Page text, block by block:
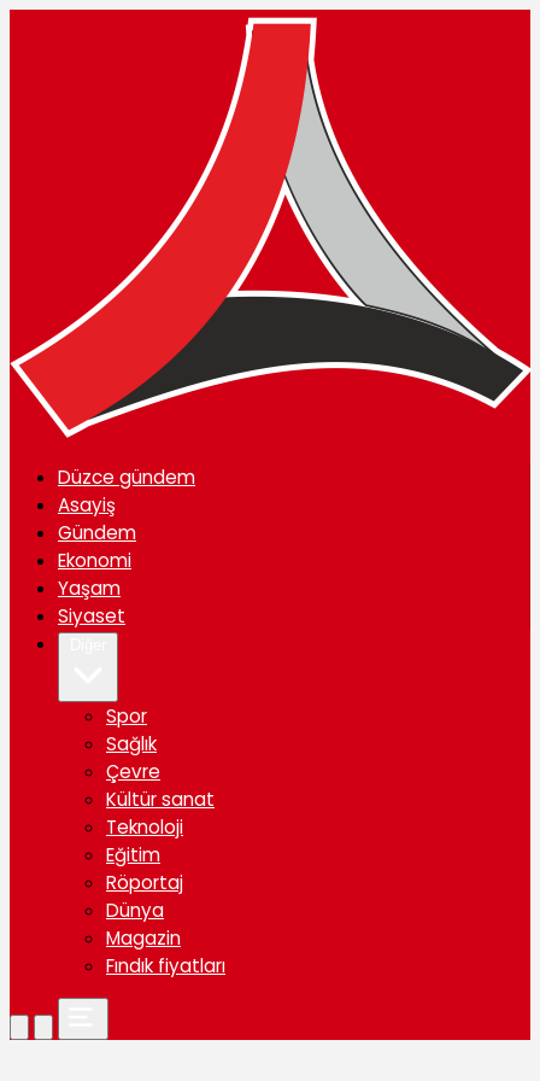
Düzce gündem
Asayiş
Gündem
Ekonomi
Yaşam
Siyaset
Spor
Sağlık
Çevre
Kültür sanat
Teknoloji
Eğitim
Röportaj
Dünya
Magazin
Fındık fiyatları